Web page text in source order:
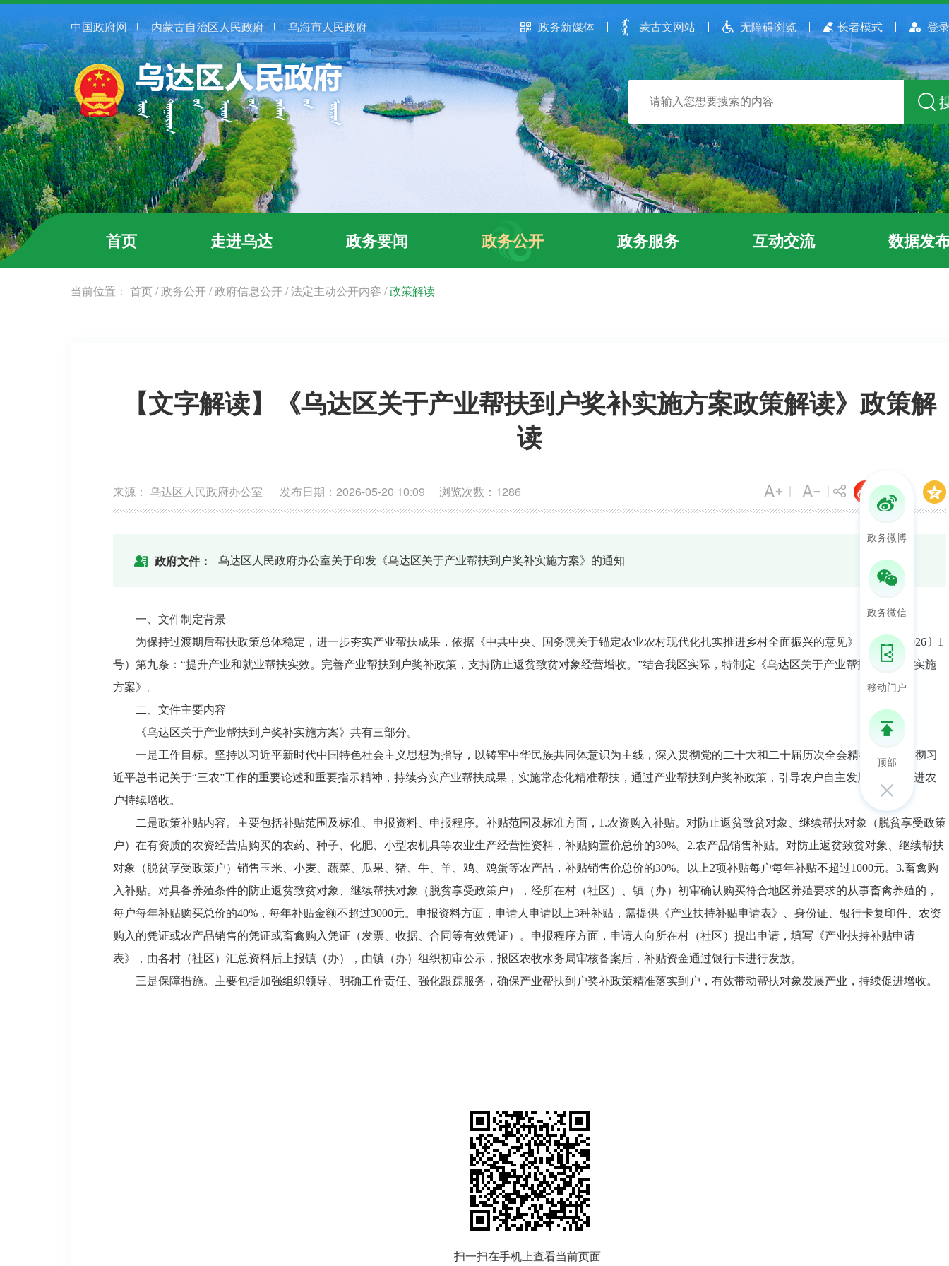
中国政府网 内蒙古自治区人民政府 乌海市人民政府 政务新媒体 蒙古文网站 无障碍浏览 长者模式 登
首页 走进乌达 政务要闻 政务公开 政务服务 互动交流 数据发
当前位置： 首页/政务公开 /政府信息公开 /法定主动公开内容 /政策解读
【文字解读】《乌达区关于产业帮扶到户奖补实施方案政策解读》政策解
读
来源： 乌达区人民政府办公室 发布日期：2026-05-20 10:09 浏览次数： 1286
政府文件： 乌达区人民政府办公室关于印发《乌达区关于产业帮扶到户奖补实施方案》的通知
一、文件制定背景
为保持过渡期后帮扶政策总体稳定，进一步夯实产业帮扶成果，依据《中共中央、国务院关于锚定农业农村现代化扎实推进乡村全面振兴的意见》（中发〔2026〕1
号）第九条：“提升产业和就业帮扶实效。完善产业帮扶到户奖补政策，支持防止返贫致贫对象经营增收。”结合我区实际，特制定《乌达区关于产业帮扶到户奖补实施
方案》。
二、文件主要内容
《乌达区关于产业帮扶到户奖补实施方案》共有三部分。
一是工作目标。坚持以习近平新时代中国特色社会主义思想为指导，以铸牢中华民族共同体意识为主线，深入贯彻党的二十大和二十届历次全会精神，全面贯彻习
近平总书记关于“三农”工作的重要论述和重要指示精神，持续夯实产业帮扶成果，实施常态化精准帮扶，通过产业帮扶到户奖补政策，引导农户自主发展产业，促进农
户持续增收。
二是政策补贴内容。主要包括补贴范围及标准、申报资料、申报程序。补贴范围及标准方面，1.农资购入补贴。对防止返贫致贫对象、继续帮扶对象（脱贫享受政策
户）在有资质的农资经营店购买的农药、种子、化肥、小型农机具等农业生产经营性资料，补贴购置价总价的30%。2.农产品销售补贴。对防止返贫致贫对象、继续帮扶
对象（脱贫享受政策户）销售玉米、小麦、蔬菜、瓜果、猪、牛、羊、鸡、鸡蛋等农产品，补贴销售价总价的30%。以上2项补贴每户每年补贴不超过1000元。3.畜禽购
入补贴。对具备养殖条件的防止返贫致贫对象、继续帮扶对象（脱贫享受政策户），经所在村（社区）、镇（办）初审确认购买符合地区养殖要求的从事畜禽养殖的，
每户每年补贴购买总价的40%，每年补贴金额不超过3000元。申报资料方面，申请人申请以上3种补贴，需提供《产业扶持补贴申请表》、身份证、银行卡复印件、农资
购入的凭证或农产品销售的凭证或畜禽购入凭证（发票、收据、合同等有效凭证）。申报程序方面，申请人向所在村（社区）提出申请，填写《产业扶持补贴申请
表》，由各村（社区）汇总资料后上报镇（办），由镇（办）组织初审公示，报区农牧水务局审核备案后，补贴资金通过银行卡进行发放。
三是保障措施。主要包括加强组织领导、明确工作责任、强化跟踪服务，确保产业帮扶到户奖补政策精准落实到户，有效带动帮扶对象发展产业，持续促进增收。
扫一扫在手机上查看当前页面
政务微博
政务微信
移动门户
顶部